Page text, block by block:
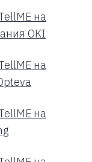
на
OKI
на
на